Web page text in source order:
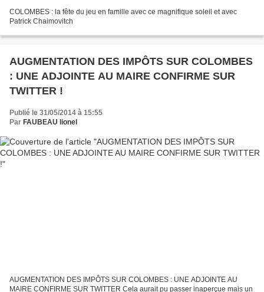
COLOMBES : la fête du jeu en famille avec ce magnifique soleil et avec
Patrick Chaimovitch
AUGMENTATION DES IMPÔTS SUR COLOMBES
: UNE ADJOINTE AU MAIRE CONFIRME SUR
TWITTER !
Publié le 31/05/2014 à 15:55
Par FAUBEAU lionel
AUGMENTATION DES IMPÔTS SUR COLOMBES : UNE ADJOINTE AU
MAIRE CONFIRME SUR TWITTER Cela aurait pu passer inaperçue mais un